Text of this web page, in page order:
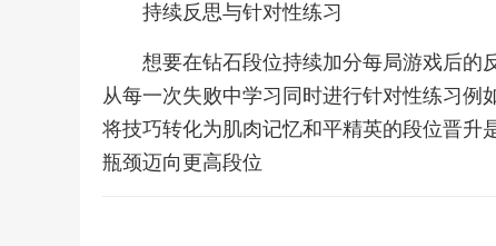
持续反思与针对性练习
想要在钻石段位持续加分每局游戏后的
从每一次失败中学习同时进行针对性练习例
将技巧转化为肌肉记忆和平精英的段位晋升
瓶颈迈向更高段位